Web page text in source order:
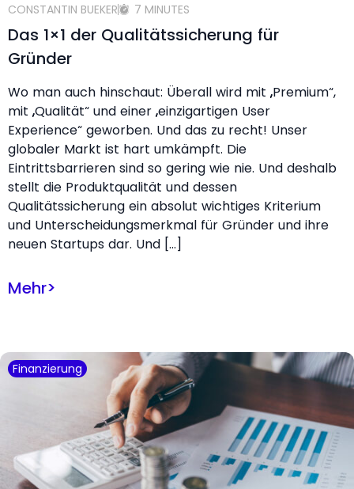
CONSTANTIN BUEKER 7 MINUTES
Das 1×1 der Qualitätssicherung für
Gründer
Wo man auch hinschaut: Überall wird mit „Premium“,
mit „Qualität“ und einer „einzigartigen User
Experience“ geworben. Und das zu recht! Unser
globaler Markt ist hart umkämpft. Die
Eintrittsbarrieren sind so gering wie nie. Und deshalb
stellt die Produktqualität und dessen
Qualitätssicherung ein absolut wichtiges Kriterium
und Unterscheidungsmerkmal für Gründer und ihre
neuen Startups dar. Und […]
Mehr>
Finanzierung